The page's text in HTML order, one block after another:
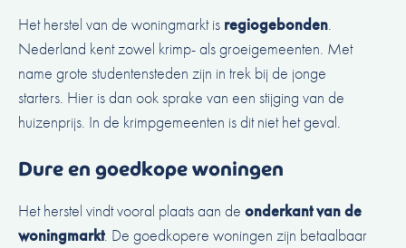
Het herstel van de woningmarkt is regiogebonden.
Nederland kent zowel krimp- als groeigemeenten. Met
name grote studentensteden zijn in trek bij de jonge
starters. Hier is dan ook sprake van een stijging van de
huizenprijs. In de krimpgemeenten is dit niet het geval.
Dure en goedkope woningen
Het herstel vindt vooral plaats aan de onderkant van de
woningmarkt. De goedkopere woningen zijn betaalbaar